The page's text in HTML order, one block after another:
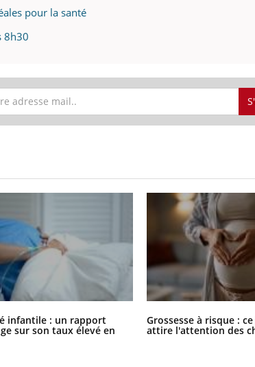
pour la santé
8h30
infantile : un rapport
sur son taux élevé en
Grossesse à risque :
attire l'attention des